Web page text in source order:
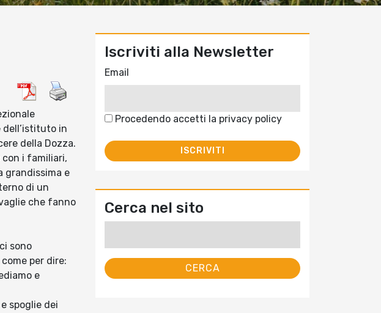
dell’istituto in
della Dozza.
i familiari,
grandissima e
di un
che fanno
sono
per dire:
e
spoglie dei
Iscriviti alla Newsletter
Email
Procedendo accetti la privacy policy
Cerca nel sito